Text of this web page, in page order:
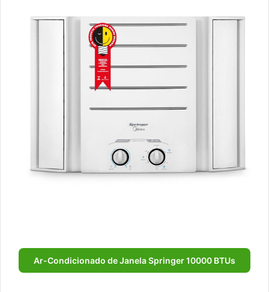
Ar-Condicionado de Janela Springer 10000 BTUs